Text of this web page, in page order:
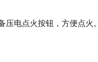
电点火按钮，方便点火。